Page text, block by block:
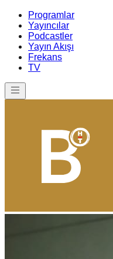
Programlar
Yayıncılar
Podcastler
Yayın Akışı
Frekans
TV